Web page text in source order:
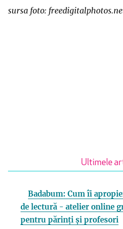
sursa foto:
Ultimele
Badabum: Cum îi
de lectură - atelier online
pentru părinți și profesori